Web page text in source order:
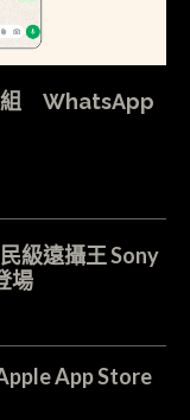
組 WhatsApp
級遠攝王 Sony
場
App Store